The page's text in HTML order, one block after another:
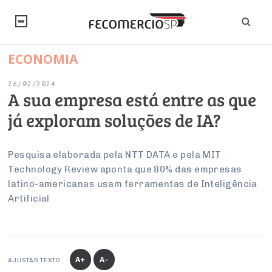
NOTÍCIAS
Artigos
Debates Fecomercio-SP
Economia
Brasil
Internacional
Economia Digital
Inteligência Artificial
Legislação
Trabalho
Empresas
Reforma Tributária
Negócios
PESQUISAS
FALE CONOSCO
INSTITUCIONAL
Negociações Coletivas
Conselho de Emprego e Relações do Trabalho
ECONOMIA
26/02/2024
A sua empresa está entre as que
já exploram soluções de IA?
Pesquisa elaborada pela NTT DATA e pela MIT
Technology Review aponta que 80% das empresas
latino-americanas usam ferramentas de Inteligência
Artificial
AJUSTAR TEXTO A+ A-